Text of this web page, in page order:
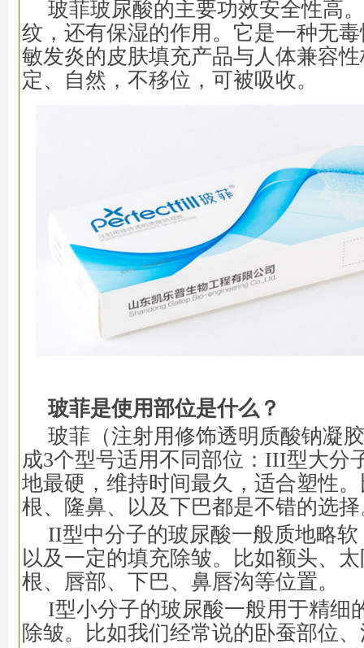
玻菲玻尿酸的主要功效安全性高
纹，还有保湿的作用。它是一种无
敏发炎的皮肤填充产品与人体兼容
定、自然，不移位，可被吸收。
玻菲是使用部位是什么？
玻菲（注射用修饰透明质酸钠凝
成3个型号适用不同部位：III型大分
地最硬，维持时间最久，适合塑性
根、隆鼻、以及下巴都是不错的选
II型中分子的玻尿酸一般质地略
以及一定的填充除皱。比如额头、
根、唇部、下巴、鼻唇沟等位置。
I型小分子的玻尿酸一般用于精细
除皱。比如我们经常说的卧蚕部位